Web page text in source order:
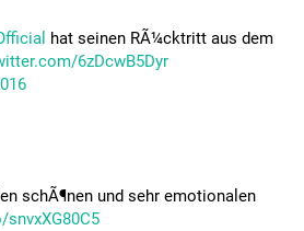
hat seinen RÃ¼cktritt aus dem
6zDcwB5Dyr
schÃ¶nen und sehr emotionalen